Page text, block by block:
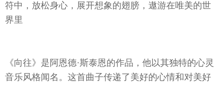
符中，放松身心，展开想象的翅膀，遨游在唯美的世
界里‌‌
《向往》是阿恩德·斯泰恩的作品，他以其独特的心灵
音乐风格闻名。这首曲子传递了美好的心情和对美好